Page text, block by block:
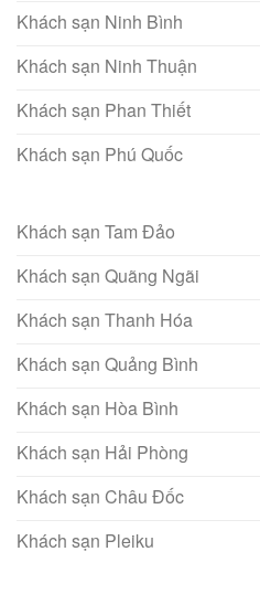
Khách sạn Ninh Bình
Khách sạn Ninh Thuận
Khách sạn Phan Thiết
Khách sạn Phú Quốc
Khách sạn Tam Đảo
Khách sạn Quãng Ngãi
Khách sạn Thanh Hóa
Khách sạn Quảng Bình
Khách sạn Hòa Bình
Khách sạn Hải Phòng
Khách sạn Châu Đốc
Khách sạn Pleiku